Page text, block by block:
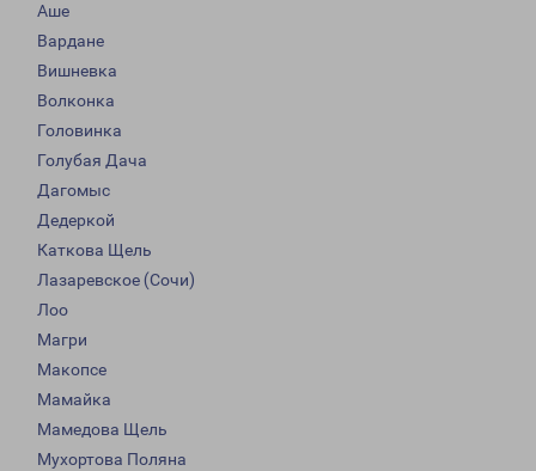
Аше
Вардане
Вишневка
Волконка
Головинка
Голубая Дача
Дагомыс
Дедеркой
Каткова Щель
Лазаревское (Сочи)
Лоо
Магри
Макопсе
Мамайка
Мамедова Щель
Мухортова Поляна